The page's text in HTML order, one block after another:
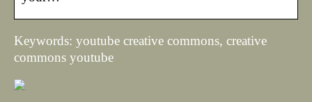
Keywords: youtube creative commons, creative
commons youtube